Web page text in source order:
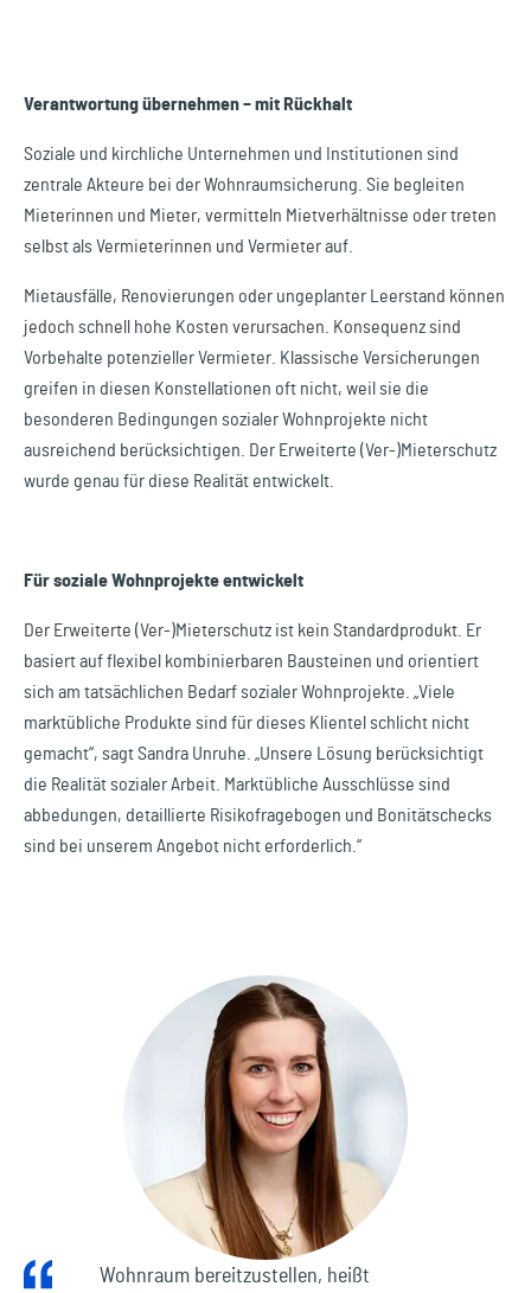
Verantwortung übernehmen – mit Rückhalt
Soziale und kirchliche Unternehmen und Institutionen sind
zentrale Akteure bei der Wohnraumsicherung. Sie begleiten
Mieterinnen und Mieter, vermitteln Mietverhältnisse oder treten
selbst als Vermieterinnen und Vermieter auf.
Mietausfälle, Renovierungen oder ungeplanter Leerstand können
jedoch schnell hohe Kosten verursachen. Konsequenz sind
Vorbehalte potenzieller Vermieter. Klassische Versicherungen
greifen in diesen Konstellationen oft nicht, weil sie die
besonderen Bedingungen sozialer Wohnprojekte nicht
ausreichend berücksichtigen. Der Erweiterte (Ver-)Mieterschutz
wurde genau für diese Realität entwickelt.
Für soziale Wohnprojekte entwickelt
Der Erweiterte (Ver-)Mieterschutz ist kein Standardprodukt. Er
basiert auf flexibel kombinierbaren Bausteinen und orientiert
sich am tatsächlichen Bedarf sozialer Wohnprojekte. „Viele
marktübliche Produkte sind für dieses Klientel schlicht nicht
gemacht“, sagt Sandra Unruhe. „Unsere Lösung berücksichtigt
die Realität sozialer Arbeit. Marktübliche Ausschlüsse sind
abbedungen, detaillierte Risikofragebogen und Bonitätschecks
sind bei unserem Angebot nicht erforderlich.“
Wohnraum bereitzustellen, heißt